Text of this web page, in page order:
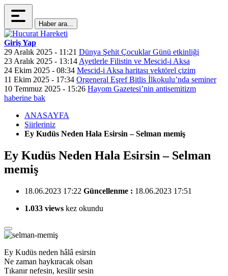
Haber ara...
Giriş Yap
29 Aralık 2025 - 11:21 Dünya Şehit Çocuklar Günü etkinliği
23 Aralık 2025 - 13:14 Ayetlerle Filistin ve Mescid-i Aksa
24 Ekim 2025 - 08:34 Mescid-i Aksa haritası vektörel çizim
11 Ekim 2025 - 17:34 Orgeneral Eşref Bitlis İlkokulu’nda seminer
10 Temmuz 2025 - 15:26 Hayom Gazetesi’nin antisemitizm
haberine bak
ANASAYFA
Şiirleriniz
Ey Kudüs Neden Hala Esirsin – Selman memiş
Ey Kudüs Neden Hala Esirsin – Selman
memiş
18.06.2023 17:22 Güncellenme : 18.06.2023 17:51
1.033 views kez okundu
Ey Kudüs neden hâlâ esirsin
Ne zaman haykıracak olsan
Tıkanır nefesin, kesilir sesin